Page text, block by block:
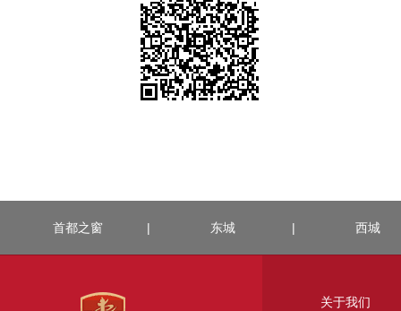
首都之窗 | 东城 | 西城
关于我们